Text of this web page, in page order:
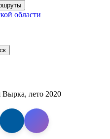
области
лето 2020